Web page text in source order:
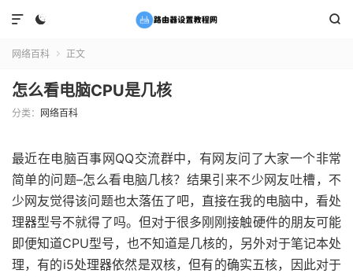
 

网络百科  正文
怎么看电脑CPU是几核
分类： 网络百科
最近在电脑百事网QQ交流群中，有网友问了大家一个非常
简单的问题–怎么看电脑几核？结果引来不少网友吐槽，不
少网友觉得该问题也太落伍了吧，直接在我的电脑中，看处
理器型号不就得了吗。但对于很多刚刚接触硬件的朋友可能
即便知道CPU型号，也不知道是几核的，另外对于笔记本处
理，有的i5处理器依然是双核，但有的确实五核，因此对于